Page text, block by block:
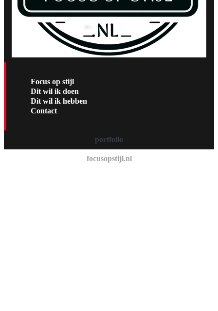
Focus op stijl
Dit wil ik doen
Dit wil ik hebben
Contact
portfolio
focusopstijl.nl